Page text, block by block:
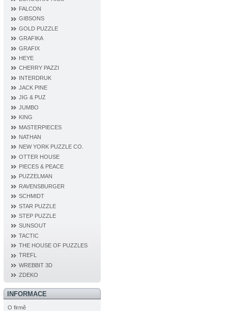
FALCON
GIBSONS
GOLD PUZZLE
GRAFIKA
GRAFIX
HEYE
CHERRY PAZZI
INTERDRUK
JACK PINE
JIG & PUZ
JUMBO
KING
MASTERPIECES
NATHAN
NEW YORK PUZZLE CO.
OTTER HOUSE
PIECES & PEACE
PUZZELMAN
RAVENSBURGER
SCHMIDT
STAR PUZZLE
STEP PUZZLE
SUNSOUT
TACTIC
THE HOUSE OF PUZZLES
TREFL
WREBBIT 3D
ZDEKO
INFORMACE
O firmě